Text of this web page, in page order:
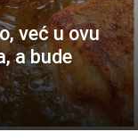
već u ovu
a bude